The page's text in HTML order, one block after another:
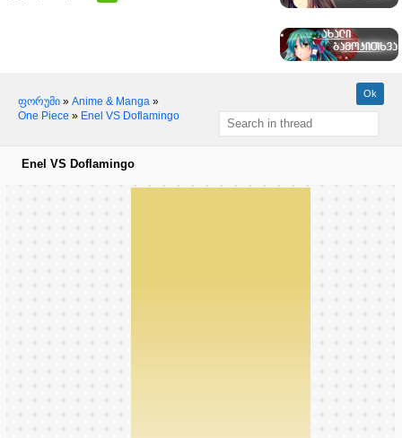
ფორუმი » Anime & Manga »
One Piece » Enel VS Doflamingo
Enel VS Doflamingo